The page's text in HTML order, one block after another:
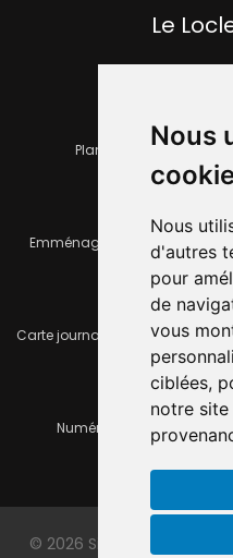
Nous
Nous
d'autres
pour
de
vous
ciblées,
notre
Le
Plan de la ville
Emménager ou déménager
Carte journalière CFF - Flexicard
Numéros d'urgence
© 2026 Site officiel de la